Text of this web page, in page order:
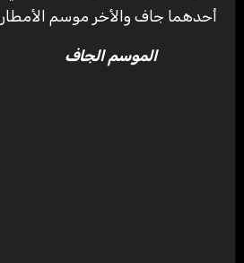
أحدهما جاف والأخر موسم الأمطار
الموسم الجاف